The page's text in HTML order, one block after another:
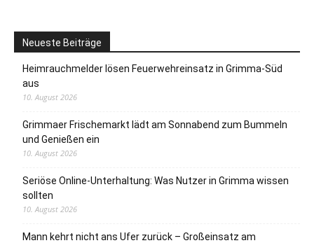
Neueste Beiträge
Heimrauchmelder lösen Feuerwehreinsatz in Grimma-Süd
aus
10. August 2026
Grimmaer Frischemarkt lädt am Sonnabend zum Bummeln
und Genießen ein
10. August 2026
Seriöse Online-Unterhaltung: Was Nutzer in Grimma wissen
sollten
10. August 2026
Mann kehrt nicht ans Ufer zurück – Großeinsatz am